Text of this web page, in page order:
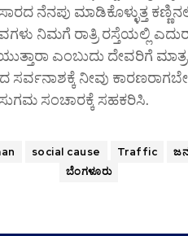
ನೆನಪು ಮಾಡಿಕೊಳ್ಳುತ್ತ
ನಿಮಗೆ ರಾತ್ರಿ ರಸ್ತೆಯಲ್ಲಿ
ಎಂಬುದು ದೇವರಿಗೆ
ನೀವು
ಸಂಚಾರಕ್ಕೆ ಸಹಕರಿಸಿ.
social cause Traffic
ಬೆಂಗಳೂರು